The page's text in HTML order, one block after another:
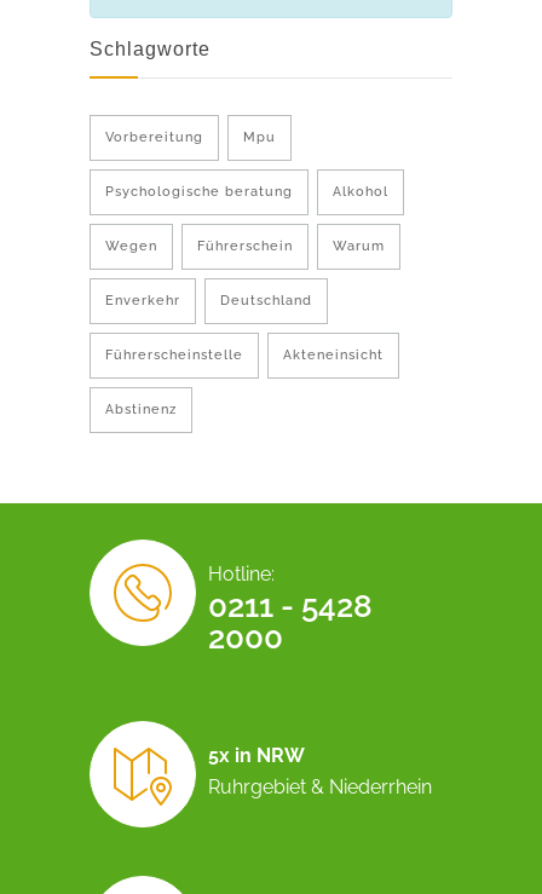
Schlagworte
Vorbereitung Mpu
Psychologische beratung Alkohol
Wegen Führerschein Warum
Enverkehr Deutschland
Führerscheinstelle Akteneinsicht
Abstinenz
Hotline:
0211 - 5428
2000
5x in NRW
Ruhrgebiet & Niederrhein